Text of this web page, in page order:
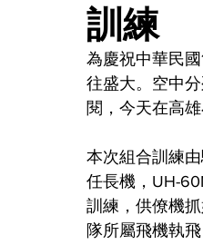
訓練
為慶祝中華民
往盛大。空中
閱，今天在高
本次組合訓練
任長機，UH-
訓練，供僚機
隊所屬飛機執